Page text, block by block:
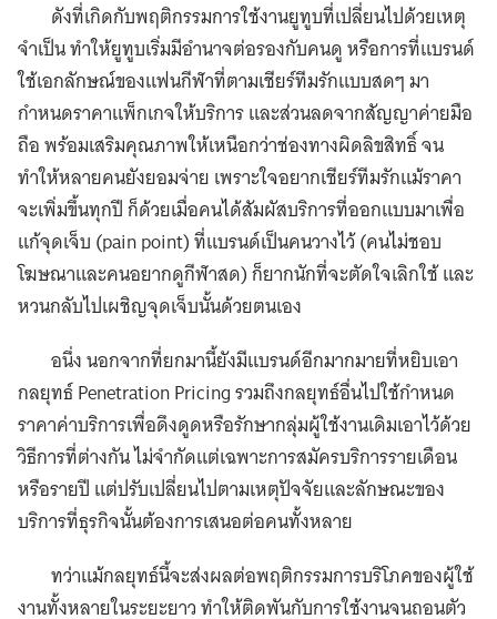
ดังที่เกิดกับพฤติกรรมการใช้งานยูทูบที่เปลี่ยนไปด้วยเหตุ
จำเป็น ทำให้ยูทูบเริ่มมีอำนาจต่อรองกับคนดู หรือการที่แบรนด์
ใช้เอกลักษณ์ของแฟนกีฬาที่ตามเชียร์ทีมรักแบบสดๆ มา
กำหนดราคาแพ็กเกจให้บริการ และส่วนลดจากสัญญาค่ายมือ
ถือ พร้อมเสริมคุณภาพให้เหนือกว่าช่องทางผิดลิขสิทธิ์ จน
ทำให้หลายคนยังยอมจ่าย เพราะใจอยากเชียร์ทีมรักแม้ราคา
จะเพิ่มขึ้นทุกปี ก็ด้วยเมื่อคนได้สัมผัสบริการที่ออกแบบมาเพื่อ
แก้จุดเจ็บ (pain point) ที่แบรนด์เป็นคนวางไว้ (คนไม่ชอบ
โฆษณาและคนอยากดูกีฬาสด) ก็ยากนักที่จะตัดใจเลิกใช้ และ
หวนกลับไปเผชิญจุดเจ็บนั้นด้วยตนเอง
อนึ่ง นอกจากที่ยกมานี้ยังมีแบรนด์อีกมากมายที่หยิบเอา
กลยุทธ์ Penetration Pricing รวมถึงกลยุทธ์อื่นไปใช้กำหนด
ราคาค่าบริการเพื่อดึงดูดหรือรักษากลุ่มผู้ใช้งานเดิมเอาไว้ด้วย
วิธีการที่ต่างกัน ไม่จำกัดแต่เฉพาะการสมัครบริการรายเดือน
หรือรายปี แต่ปรับเปลี่ยนไปตามเหตุปัจจัยและลักษณะของ
บริการที่ธุรกิจนั้นต้องการเสนอต่อคนทั้งหลาย
ทว่าแม้กลยุทธ์นี้จะส่งผลต่อพฤติกรรมการบริโภคของผู้ใช้
งานทั้งหลายในระยะยาว ทำให้ติดพันกับการใช้งานจนถอนตัว